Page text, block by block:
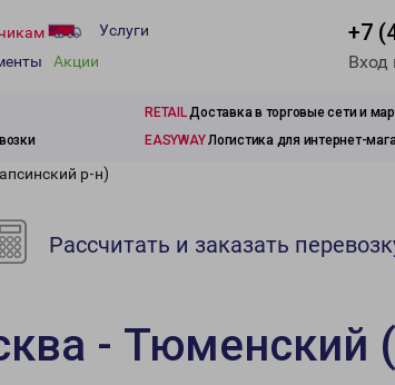
Услуги
Акции
+7
Вход
RETAILДоставка в торговые сети и
EASYWAYЛогистика для интернет-
р-н)
Рассчитать и заказать
- Тюменский